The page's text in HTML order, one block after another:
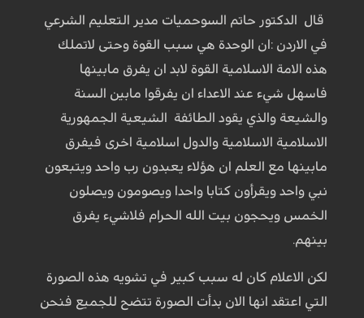
قال الدكتور حاتم السوحميات مدير التعليم الشرعي
في الاردن :ان الوحدة هي سبب القوة وحتى لاتملك
هذه الامة الاسلامية القوة لابد ان يفرق مابينها
فاسهل شيء عند الاعداء ان يفرقوا مابين السنة
والشيعة والذي يقود الطائفة الشيعية الجمهورية
الاسلامية الاسلامية والدول اسلامية اخرى فيفرق
مابينها مع العلم ان هؤلاء يعبدون رب واحد ويتبعون
نبي واحد ويقرأون كتابا واحدا ويصومون ويصلون
الخمس ويحجون بيت الله الحرام فلاشيء يفرق
بينهم.
لكن الاعلام كان له سبب كبير في تشويه هذه الصورة
التي اعتقد انها الان بدأت الصورة تتضح للجميع فنحن